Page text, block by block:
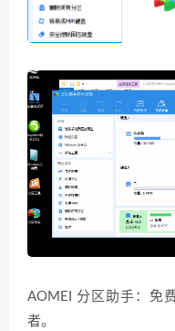
AOMEI 分区助手：免
者。